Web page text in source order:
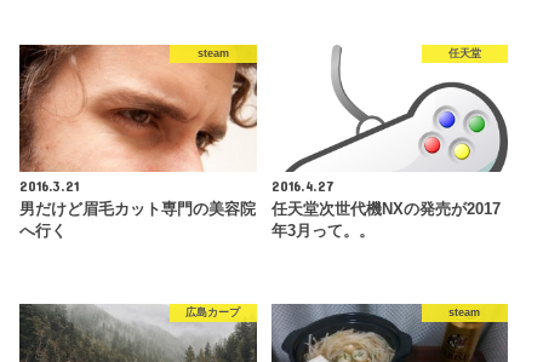
steam
2016.3.21
男だけど眉毛カット専門の美容院
へ行く
任天堂
2016.4.27
任天堂次世代機NXの発売が2017
年3月って。。
広島カープ steam